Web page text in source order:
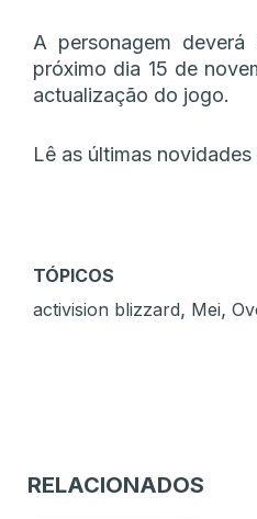
A personagem
próximo dia 15 de
actualização do jogo.
Lê as últimas
TÓPICOS
activision blizzard, Mei,
RELACIONADOS